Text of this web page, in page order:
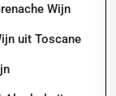
Wijn
uit Toscane